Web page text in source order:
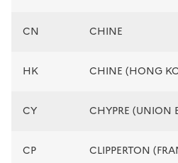
CN CHINE
HK CHINE (HONG
CY CHYPRE (UNION
CP CLIPPERTON